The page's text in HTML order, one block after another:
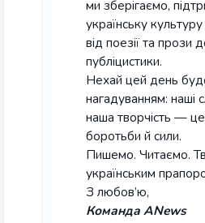
ми зберігаємо,
українську
від поезії та прози
публіцистики.
Нехай цей день
нагадуванням: наші
наша творчість —
боротьби й сили.
Пишемо. Читаємо.
українським
З любов’ю,
Команда ANews